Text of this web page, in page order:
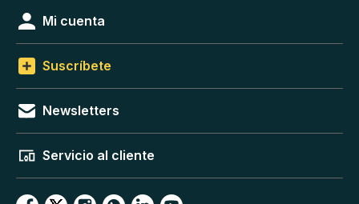
Mi cuenta
Suscríbete
Newsletters
Servicio al cliente